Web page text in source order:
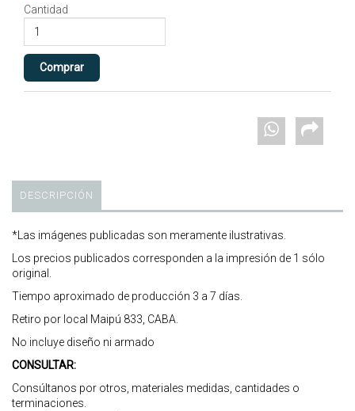
Cantidad
DESCRIPCIÓN
*Las imágenes publicadas son meramente ilustrativas.
Los precios publicados corresponden a la impresión de 1 sólo
original.
Tiempo aproximado de producción 3 a 7 días.
Retiro por local Maipú 833, CABA.
No incluye diseño ni armado
CONSULTAR:
Consúltanos por otros, materiales medidas, cantidades o
terminaciones.